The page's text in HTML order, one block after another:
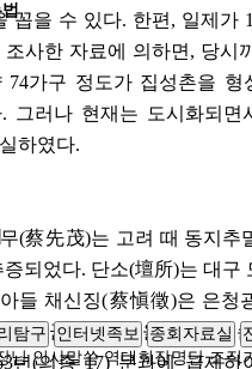
탐구 인터넷족보 종회자료실
님 인사말씀 역대회장명단 조직
꼽을 수 있다. 한편, 일제가
조사한 자료에 의하면, 당시
74가구 정도가 집성촌을 형
그러나 현재는 도시화되면
하였다.
(蔡先茂)는 고려 때 동지추
되었다. 단소(壇所)는 대구
들 채신징(蔡愼徵)은 은청
대장군(大將軍)을 지냈다.
년(의종 17) 문과에 급제하